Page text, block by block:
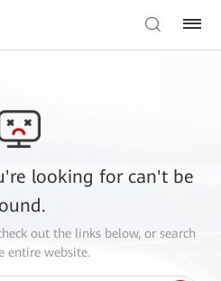
looking for can't be
out the links below, or search
entire website.